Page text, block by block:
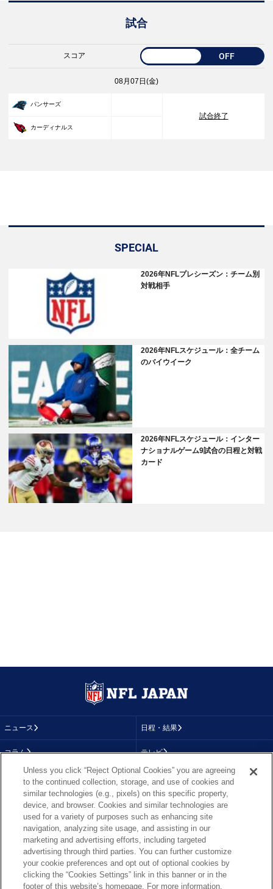
試合
スコア OFF
08月07日(金)
パンサーズ
試合終了
カーディナルス
SPECIAL
2026年NFLプレシーズン：チーム別
対戦相手
2026年NFLスケジュール：全チーム
のバイウイーク
2026年NFLスケジュール：インター
ナショナルゲーム9試合の日程と対戦
カード
ニュース 日程・結果
コラム テレビ
画像
About NFL
More NFL 特集
Unless you click “Reject Optional Cookies” you are agreeing
to the continued collection, storage, and use of cookies and
similar technologies (e.g., pixels) on this specific property,
device, and browser. Cookies and similar technologies are
used for a variety of purposes such as enhancing site
navigation, analyzing site usage, and assisting in our
marketing and advertising efforts, including targeted
advertising through third parties. You can further customize
your cookie preferences and opt out of optional cookies by
clicking the “Cookies Settings” link in this banner or in the
footer of this website’s homepage. For more information,